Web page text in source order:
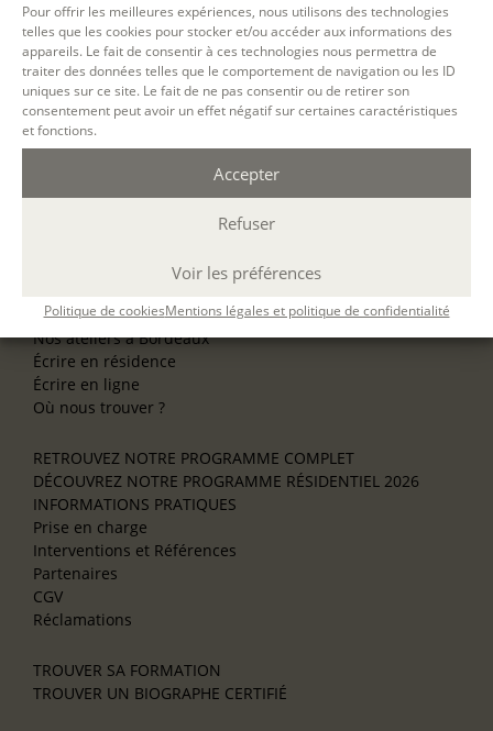
Pour offrir les meilleures expériences, nous utilisons des technologies
telles que les cookies pour stocker et/ou accéder aux informations des
appareils. Le fait de consentir à ces technologies nous permettra de
traiter des données telles que le comportement de navigation ou les ID
uniques sur ce site. Le fait de ne pas consentir ou de retirer son
consentement peut avoir un effet négatif sur certaines caractéristiques
et fonctions.
Accepter
Refuser
Voir les préférences
Politique de cookiesMentions légales et politique de confidentialité
NOS ATELIERS
Découverte
L’école d’écriture
La fabrique du manuscrit
Les stages pour artistes-auteurs
Se former à la biographie
Nos ateliers à Lyon
Nos ateliers à Bordeaux
Écrire en résidence
Écrire en ligne
Où nous trouver ?
RETROUVEZ NOTRE PROGRAMME COMPLET
DÉCOUVREZ NOTRE PROGRAMME RÉSIDENTIEL 2026
INFORMATIONS PRATIQUES
Prise en charge
Interventions et Références
Partenaires
CGV
Réclamations
TROUVER SA FORMATION
TROUVER UN BIOGRAPHE CERTIFIÉ